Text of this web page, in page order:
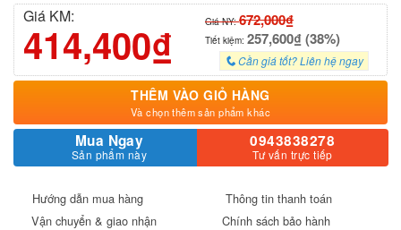
Giá KM:
414,400₫ Giá NY:672,000₫
Tiết kiệm: 257,600₫ (38%)
Cần giá tốt? Liên hệ ngay
THÊM VÀO GIỎ HÀNG
Và chọn thêm sản phẩm khác
Mua Ngay
Sản phẩm này
0943838278
Tư vấn trực tiếp
Hướng dẫn mua hàng
Thông tin thanh toán
Vận chuyển & giao nhận
Chính sách bảo hành